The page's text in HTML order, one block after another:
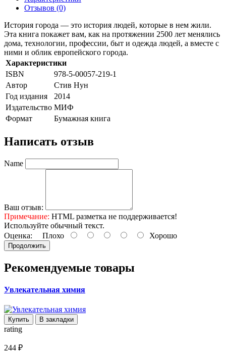
Отзывов (0)
История города — это история людей, которые в нем жили.
Эта книга покажет вам, как на протяжении 2500 лет менялись
дома, технологии, профессии, быт и одежда людей, а вместе с
ними и облик европейского города.
Характеристики
ISBN
978-5-00057-219-1
Автор
Стив Нун
Год издания
2014
Издательство МИФ
Формат
Бумажная книга
Написать отзыв
Name
Ваш отзыв:
Примечание: HTML разметка не поддерживается!
Используйте обычный текст.
Оценка: Плохо Хорошо
Продолжить
Рекомендуемые товары
Увлекательная химия
Купить В закладки
rating
244 ₽